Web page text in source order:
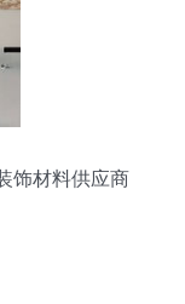
饰材料供应商